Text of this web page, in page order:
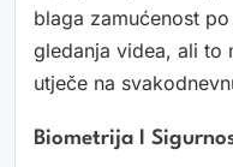
blaga zamućenost
gledanja videa, ali to
utječe na
Biometrija I